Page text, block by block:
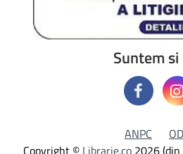
Suntem si
ANPC
Copyright © Librarie.co 2026